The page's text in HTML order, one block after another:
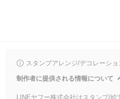
スタンプアレンジ/デコレーシ
制作者に提供される情報について
LINEヤフー株式会社はスタンプ/